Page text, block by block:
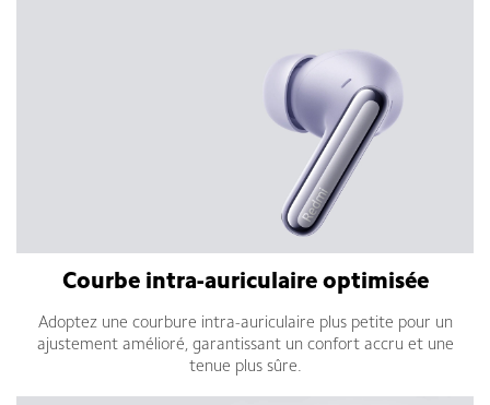
Courbe intra-auriculaire optimisée
Adoptez une courbure intra-auriculaire plus petite pour un
ajustement amélioré, garantissant un confort accru et une
tenue plus sûre.